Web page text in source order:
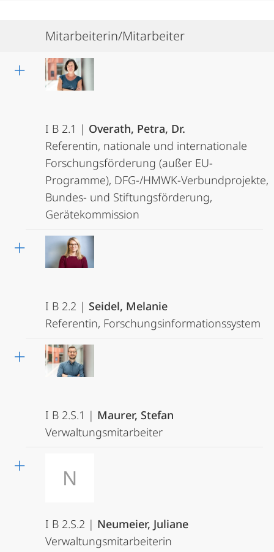
Mitarbeiterin/Mitarbeiter
I B 2.1 | Overath, Petra, Dr.
Referentin, nationale und internationale
Forschungsförderung (außer EU-
Programme), DFG-/HMWK-Verbundprojekte,
Bundes- und Stiftungsförderung,
Gerätekommission
I B 2.2 | Seidel, Melanie
Referentin, Forschungsinformationssystem
I B 2.S.1 | Maurer, Stefan
Verwaltungsmitarbeiter
N
I B 2.S.2 | Neumeier, Juliane
Verwaltungsmitarbeiterin